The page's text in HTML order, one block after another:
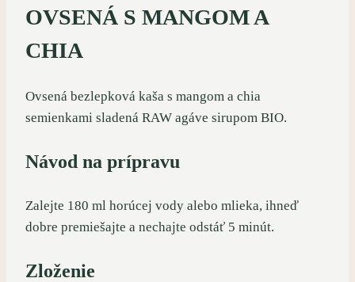
OVSENÁ S MANGOM A
CHIA
Ovsená bezlepková kaša s mangom a chia
semienkami sladená RAW agáve sirupom BIO.
Návod na prípravu
Zalejte 180 ml horúcej vody alebo mlieka, ihneď
dobre premiešajte a nechajte odstáť 5 minút.
Zloženie